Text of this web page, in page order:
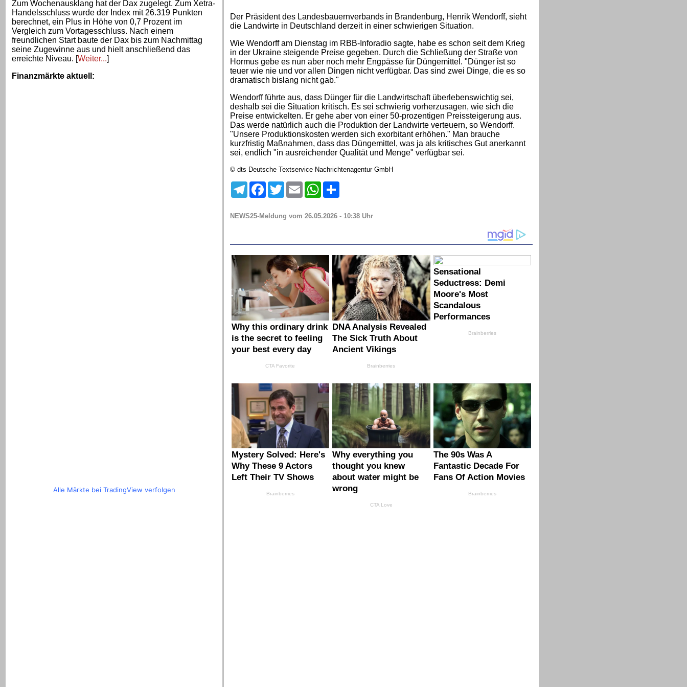
Zum Wochenausklang hat der Dax zugelegt. Zum Xetra-
Handelsschluss wurde der Index mit 26.319 Punkten
berechnet, ein Plus in Höhe von 0,7 Prozent im
Vergleich zum Vortagesschluss. Nach einem
freundlichen Start baute der Dax bis zum Nachmittag
seine Zugewinne aus und hielt anschließend das
erreichte Niveau. [Weiter...]
Finanzmärkte aktuell :
Alle Märkte bei TradingView verfolgen
Der Präsident des Landesbauernverbands in Brandenburg, Henrik Wendorff, sieht
die Landwirte in Deutschland derzeit in einer schwierigen Situation.
Wie Wendorff am Dienstag im RBB-Inforadio sagte, habe es schon seit dem Krieg
in der Ukraine steigende Preise gegeben. Durch die Schließung der Straße von
Hormus gebe es nun aber noch mehr Engpässe für Düngemittel. "Dünger ist so
teuer wie nie und vor allen Dingen nicht verfügbar. Das sind zwei Dinge, die es so
dramatisch bislang nicht gab."
Wendorff führte aus, dass Dünger für die Landwirtschaft überlebenswichtig sei,
deshalb sei die Situation kritisch. Es sei schwierig vorherzusagen, wie sich die
Preise entwickelten. Er gehe aber von einer 50-prozentigen Preissteigerung aus.
Das werde natürlich auch die Produktion der Landwirte verteuern, so Wendorff.
"Unsere Produktionskosten werden sich exorbitant erhöhen." Man brauche
kurzfristig Maßnahmen, dass das Düngemittel, was ja als kritisches Gut anerkannt
sei, endlich "in ausreichender Qualität und Menge" verfügbar sei.
© dts Deutsche Textservice Nachrichtenagentur GmbH
TelegramFacebookTwitter Email WhatsApp
NEWS25-Meldung vom 26.05.2026 - 10:38 Uhr